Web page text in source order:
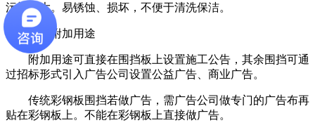
污染较大。易锈蚀、损坏，不便于清洗保洁。
六、附加用途
附加用途可直接在围挡板上设置施工公告，其余围挡可通
过招标形式引入广告公司设置公益广告、商业广告。
传统彩钢板围挡若做广告，需广告公司做专门的广告布再
贴在彩钢板上。不能在彩钢板上直接做广告。